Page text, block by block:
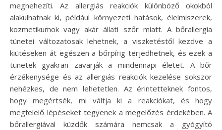
megnehezíti. Az allergiás reakciók különböző okokból
alakulhatnak ki, például környezeti hatások, élelmiszerek,
kozmetikumok vagy akár állati szőr miatt. A bőrallergia
tünetei változatosak lehetnek, a viszketéstől kezdve a
kiütéseken át egészen a bőrpírig terjedhetnek, és ezek a
tünetek gyakran zavarják a mindennapi életet. A bőr
érzékenysége és az allergiás reakciók kezelése sokszor
nehézkes, de nem lehetetlen. Az érintetteknek fontos,
hogy megértsék, mi váltja ki a reakciókat, és hogy
megfelelő lépéseket tegyenek a megelőzés érdekében. A
bőrallergiával küzdők számára nemcsak a gyógyító